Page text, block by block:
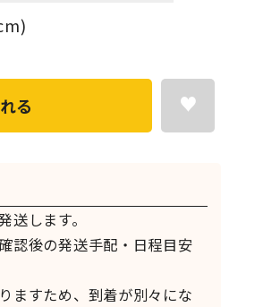
します。
認後の発送手配・日程目安
ますため、到着が別々にな
る